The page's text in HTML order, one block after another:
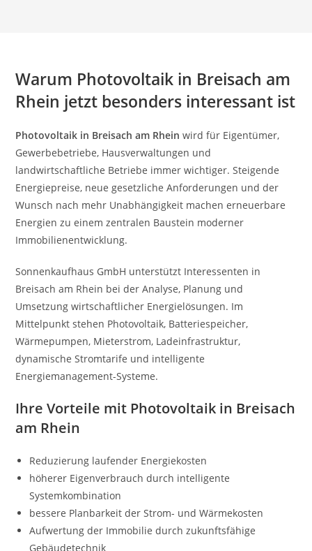
Warum Photovoltaik in Breisach am
Rhein jetzt besonders interessant ist
Photovoltaik in Breisach am Rhein wird für Eigentümer,
Gewerbebetriebe, Hausverwaltungen und
landwirtschaftliche Betriebe immer wichtiger. Steigende
Energiepreise, neue gesetzliche Anforderungen und der
Wunsch nach mehr Unabhängigkeit machen erneuerbare
Energien zu einem zentralen Baustein moderner
Immobilienentwicklung.
Sonnenkaufhaus GmbH unterstützt Interessenten in
Breisach am Rhein bei der Analyse, Planung und
Umsetzung wirtschaftlicher Energielösungen. Im
Mittelpunkt stehen Photovoltaik, Batteriespeicher,
Wärmepumpen, Mieterstrom, Ladeinfrastruktur,
dynamische Stromtarife und intelligente
Energiemanagement-Systeme.
Ihre Vorteile mit Photovoltaik in Breisach
am Rhein
Reduzierung laufender Energiekosten
höherer Eigenverbrauch durch intelligente
Systemkombination
bessere Planbarkeit der Strom- und Wärmekosten
Aufwertung der Immobilie durch zukunftsfähige
Gebäudetechnik